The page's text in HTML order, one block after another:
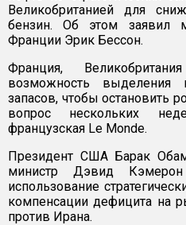
Великобританией для
бензин. Об этом заявил
Франции Эрик Бессон.
Франция,
возможность выделения
запасов, чтобы остановить
вопрос нескольких
французская Le Monde.
Президент США Барак
министр Дэвид
использование
компенсации дефицита на
против Ирана.